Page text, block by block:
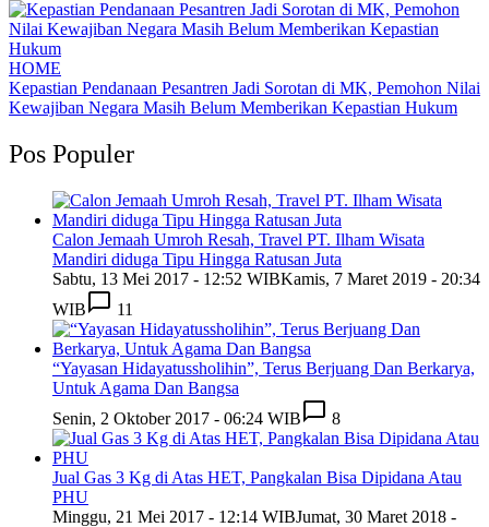
HOME
Kepastian Pendanaan Pesantren Jadi Sorotan di MK, Pemohon Nilai
Kewajiban Negara Masih Belum Memberikan Kepastian Hukum
Pos Populer
Calon Jemaah Umroh Resah, Travel PT. Ilham Wisata
Mandiri diduga Tipu Hingga Ratusan Juta
Sabtu, 13 Mei 2017 - 12:52 WIBKamis, 7 Maret 2019 - 20:34
WIB
11
“Yayasan Hidayatussholihin”, Terus Berjuang Dan Berkarya,
Untuk Agama Dan Bangsa
Senin, 2 Oktober 2017 - 06:24 WIB
8
Jual Gas 3 Kg di Atas HET, Pangkalan Bisa Dipidana Atau
PHU
Minggu, 21 Mei 2017 - 12:14 WIBJumat, 30 Maret 2018 -